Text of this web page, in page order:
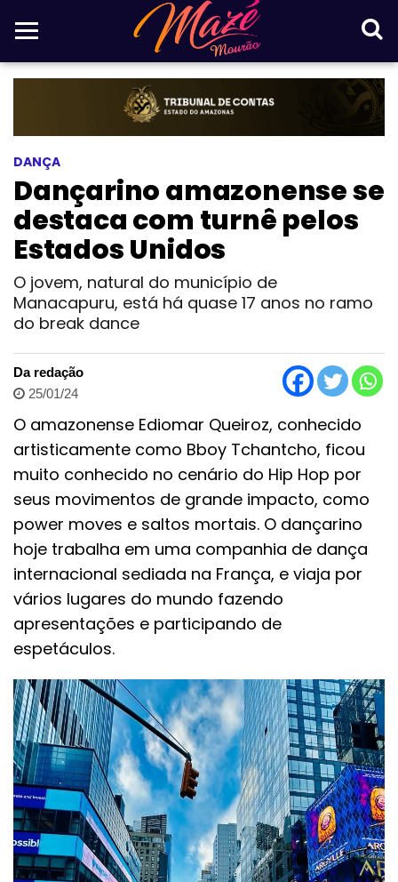
DANÇA
Dançarino amazonense se
destaca com turnê pelos
Estados Unidos
O jovem, natural do município de
Manacapuru, está há quase 17 anos no ramo
do break dance
Da redação
25/01/24
O amazonense Ediomar Queiroz, conhecido
artisticamente como Bboy Tchantcho, ficou
muito conhecido no cenário do Hip Hop por
seus movimentos de grande impacto, como
power moves e saltos mortais. O dançarino
hoje trabalha em uma companhia de dança
internacional sediada na França, e viaja por
vários lugares do mundo fazendo
apresentações e participando de
espetáculos.